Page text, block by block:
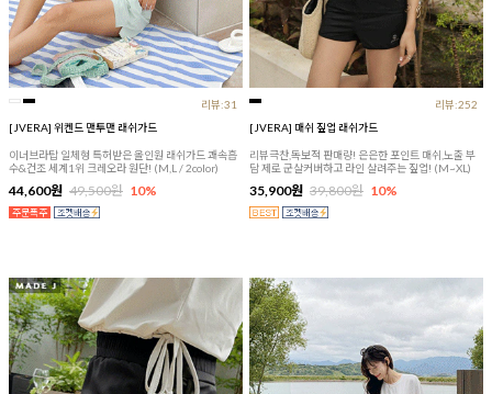
리뷰:31
[JVERA] 위켄드 맨투맨 래쉬가드
이너브라탑 일체형 특허받은 올인원 래쉬가드 쾌속흡
수&건조 세계1위 크레오라 원단! (M,L / 2color)
44,600원 49,500원 10%
리뷰:252
[JVERA] 매쉬 짚업 래쉬가드
리뷰극찬,독보적 판매량! 은은한 포인트 매쉬,노출 부
담 제로 군살커버하고 라인 살려주는 짚업! (M~XL)
35,900원 39,800원 10%